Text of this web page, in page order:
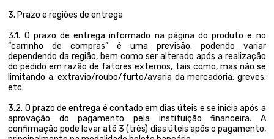
3. Prazo e regiões de entrega
3.1. O prazo de entrega informado na página do produto e no
“carrinho de compras” é uma previsão, podendo variar
dependendo da região, bem como ser alterado após a realização
do pedido em razão de fatores externos, tais como, mas não se
limitando a: extravio/roubo/furto/avaria da mercadoria; greves;
etc.
3.2. O prazo de entrega é contado em dias úteis e se inicia após a
aprovação do pagamento pela instituição financeira. A
confirmação pode levar até 3 (três) dias úteis após o pagamento,